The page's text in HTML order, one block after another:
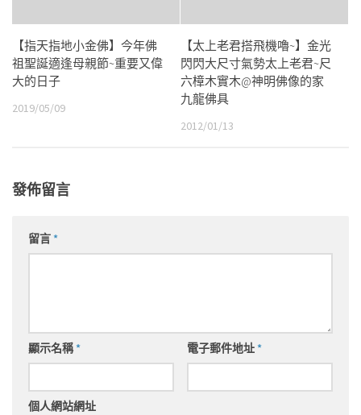
【指天指地小金佛】今年佛
祖聖誕適逢母親節~重要又偉
大的日子
2019/05/09
【太上老君搭飛機嚕~】金光
閃閃大尺寸氣勢太上老君~尺
六樟木實木@神明佛像的家
九龍佛具
2012/01/13
發佈留言
留言*
顯示名稱* 電子郵件地址*
個人網站網址